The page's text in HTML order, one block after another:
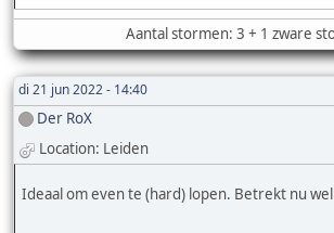
Aantal stormen: 3 + 1 zware
di 21 jun 2022 - 14:40
Der RoX
Location: Leiden
Ideaal om even te (hard) lopen. Betrekt nu